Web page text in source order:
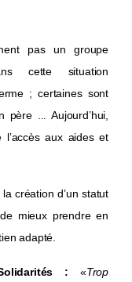
pas un groupe
cette situation
; certaines sont
... Aujourd’hui,
l’accès aux aides et
création d’un statut
mieux prendre en
adapté.
: «Trop